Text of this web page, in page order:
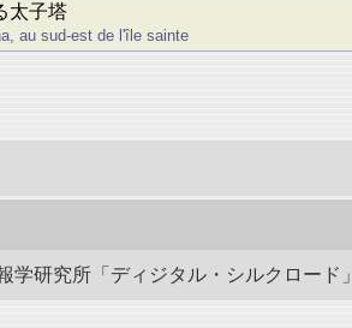
太子塔
au sud-est de l'île sainte
学研究所「ディジタル・シルクロー